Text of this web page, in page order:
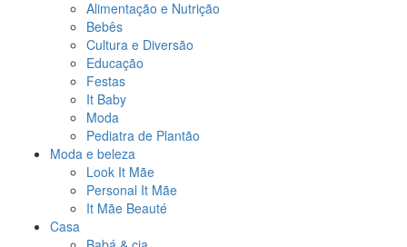
Alimentação e Nutrição
Bebês
Cultura e Diversão
Educação
Festas
It Baby
Moda
Pediatra de Plantão
Moda e beleza
Look It Mãe
Personal It Mãe
It Mãe Beauté
Casa